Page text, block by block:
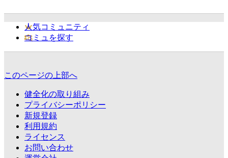
人気コミュニティ
コミュを探す
このページの上部へ
健全化の取り組み
プライバシーポリシー
新規登録
利用規約
ライセンス
お問い合わせ